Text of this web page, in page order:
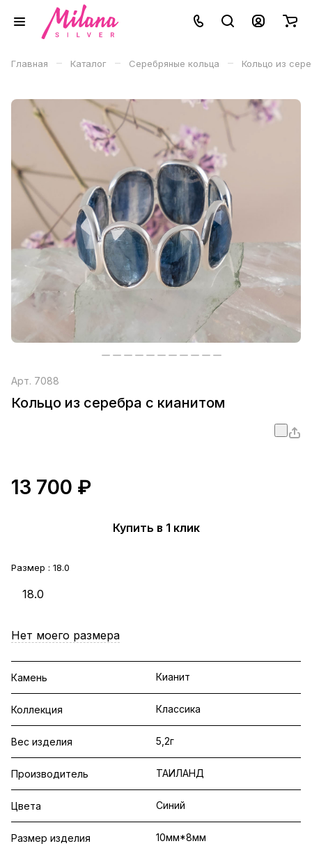
Главная – Каталог – Серебряные кольца – Кольцо из
Арт. 7088
Кольцо из серебра с кианитом
13 700 ₽
Купить в 1 клик
Размер : 18.0
18.0
Нет моего размера
Камень Кианит
Коллекция Классика
Вес изделия 5,2г
Производитель ТАИЛАНД
Цвета Синий
Размер изделия 10мм*8мм